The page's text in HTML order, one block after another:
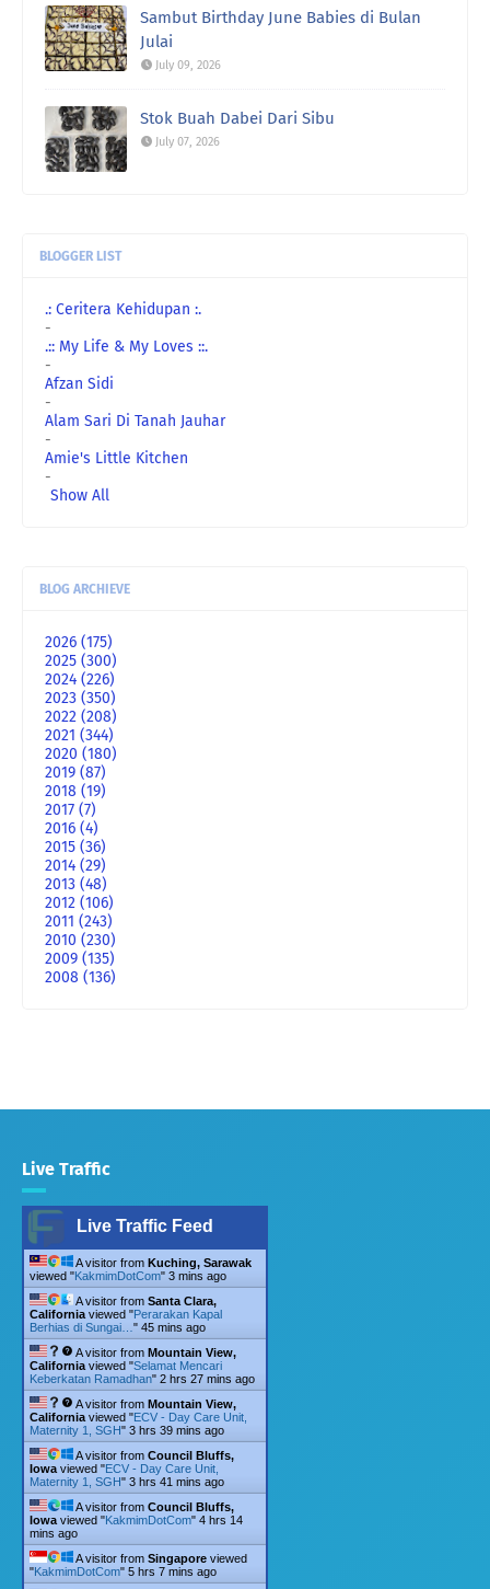
ch@:sy siap beli setiap kaset westlife ni ye. bias
sy ...
Sambut Birthday June Babies di Bulan
Julai
July 09, 2026
Stok Buah Dabei Dari Sibu
July 07, 2026
BLOGGER LIST
.: Ceritera Kehidupan :.
-
.:: My Life & My Loves ::.
-
Afzan Sidi
-
Alam Sari Di Tanah Jauhar
-
Amie's Little Kitchen
-
Show All
BLOG ARCHIEVE
2026 (175)
2025 (300)
2024 (226)
2023 (350)
2022 (208)
2021 (344)
2020 (180)
2019 (87)
2018 (19)
2017 (7)
2016 (4)
2015 (36)
2014 (29)
2013 (48)
2012 (106)
2011 (243)
2010 (230)
2009 (135)
2008 (136)
Live Traffic
Live Traffic Feed
A visitor from Kuching, Sarawak
viewed "KakmimDotCom" 3 mins ago
A visitor from Santa Clara,
California viewed "Perarakan Kapal
Berhias di Sungai… " 45 mins ago
A visitor from Mountain View,
California viewed "Selamat Mencari
Keberkatan Ramadhan" 2 hrs 27 mins ago
A visitor from Mountain View,
California viewed "ECV - Day Care Unit,
Maternity 1, SGH" 3 hrs 39 mins ago
A visitor from Council Bluffs,
Iowa viewed "ECV - Day Care Unit,
Maternity 1, SGH" 3 hrs 41 mins ago
A visitor from Council Bluffs,
Iowa viewed "KakmimDotCom" 4 hrs 14
mins ago
A visitor from Singapore viewed
"KakmimDotCom" 5 hrs 7 mins ago